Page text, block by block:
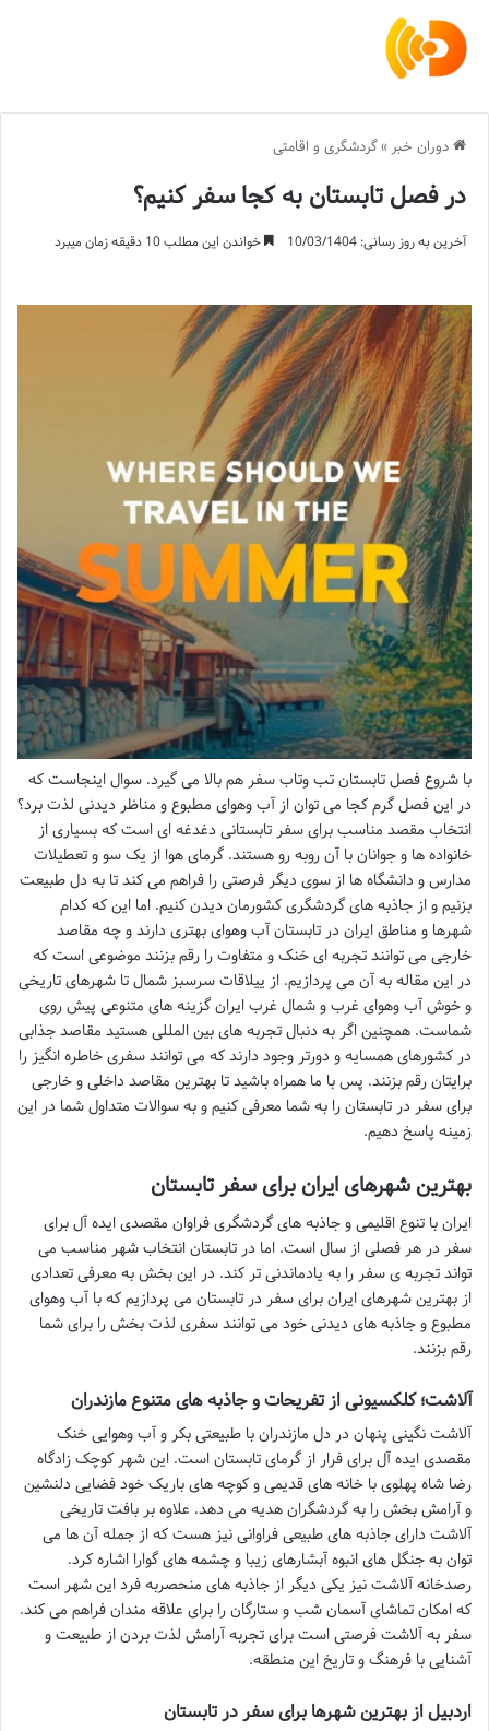
دوران خبر »گردشگری و اقامتی
در فصل تابستان به کجا سفر کنیم؟
آخرین به روز رسانی: 10/03/1404 خواندن این مطلب 10 دقیقه زمان میبرد
با شروع فصل تابستان تب وتاب سفر هم بالا می گیرد. سوال اینجاست که
در این فصل گرم کجا می توان از آب وهوای مطبوع و مناظر دیدنی لذت برد؟
انتخاب مقصد مناسب برای سفر تابستانی دغدغه ای است که بسیاری از
خانواده ها و جوانان با آن روبه رو هستند. گرمای هوا از یک سو و تعطیلات
مدارس و دانشگاه ها از سوی دیگر فرصتی را فراهم می کند تا به دل طبیعت
بزنیم و از جاذبه های گردشگری کشورمان دیدن کنیم. اما این که کدام
شهرها و مناطق ایران در تابستان آب وهوای بهتری دارند و چه مقاصد
خارجی می توانند تجربه ای خنک و متفاوت را رقم بزنند موضوعی است که
در این مقاله به آن می پردازیم. از ییلاقات سرسبز شمال تا شهرهای تاریخی
و خوش آب وهوای غرب و شمال غرب ایران گزینه های متنوعی پیش روی
شماست. همچنین اگر به دنبال تجربه های بین المللی هستید مقاصد جذابی
در کشورهای همسایه و دورتر وجود دارند که می توانند سفری خاطره انگیز را
برایتان رقم بزنند. پس با ما همراه باشید تا بهترین مقاصد داخلی و خارجی
برای سفر در تابستان را به شما معرفی کنیم و به سوالات متداول شما در این
زمینه پاسخ دهیم.
بهترین شهرهای ایران برای سفر تابستان
ایران با تنوع اقلیمی و جاذبه های گردشگری فراوان مقصدی ایده آل برای
سفر در هر فصلی از سال است. اما در تابستان انتخاب شهر مناسب می
تواند تجربه ی سفر را به یادماندنی تر کند. در این بخش به معرفی تعدادی
از بهترین شهرهای ایران برای سفر در تابستان می پردازیم که با آب وهوای
مطبوع و جاذبه های دیدنی خود می توانند سفری لذت بخش را برای شما
رقم بزنند.
آلاشت؛ کلکسیونی از تفریحات و جاذبه های متنوع مازندران
آلاشت نگینی پنهان در دل مازندران با طبیعتی بکر و آب وهوایی خنک
مقصدی ایده آل برای فرار از گرمای تابستان است. این شهر کوچک زادگاه
رضا شاه پهلوی با خانه های قدیمی و کوچه های باریک خود فضایی دلنشین
و آرامش بخش را به گردشگران هدیه می دهد. علاوه بر بافت تاریخی
آلاشت دارای جاذبه های طبیعی فراوانی نیز هست که از جمله آن ها می
توان به جنگل های انبوه آبشارهای زیبا و چشمه های گوارا اشاره کرد.
رصدخانه آلاشت نیز یکی دیگر از جاذبه های منحصربه فرد این شهر است
که امکان تماشای آسمان شب و ستارگان را برای علاقه مندان فراهم می کند.
سفر به آلاشت فرصتی است برای تجربه آرامش لذت بردن از طبیعت و
آشنایی با فرهنگ و تاریخ این منطقه.
اردبیل از بهترین شهرها برای سفر در تابستان